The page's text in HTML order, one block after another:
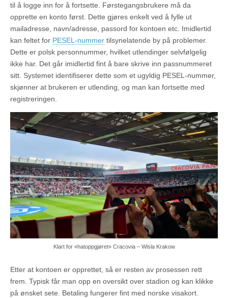
til å logge inn for å fortsette. Førstegangsbrukere må da
opprette en konto først. Dette gjøres enkelt ved å fylle ut
mailadresse, navn/adresse, passord for kontoen etc. Imidlertid
kan feltet for PESEL-nummer tilsynelatende by på problemer.
Dette er polsk personnummer, hvilket utlendinger selvfølgelig
ikke har. Det går imidlertid fint å bare skrive inn passnummeret
sitt. Systemet identifiserer dette som et ugyldig PESEL-nummer,
skjønner at brukeren er utlending, og man kan fortsette med
registreringen.
Klart for «hatoppgjøret» Cracovia – Wisla Krakow
Etter at kontoen er opprettet, så er resten av prosessen rett
frem. Typisk får man opp en oversikt over stadion og kan klikke
på ønsket sete. Betaling fungerer fint med norske visakort.